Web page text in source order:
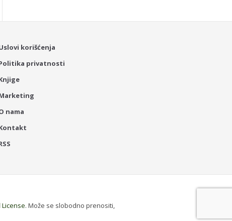
korišćenja
privatnosti
nama
. Može se slobodno prenositi,